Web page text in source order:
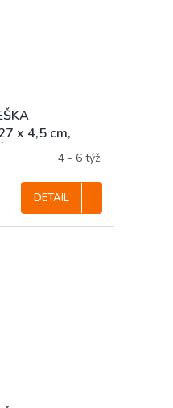
x 4,5 cm,
4 - 6 týž.
DETAIL